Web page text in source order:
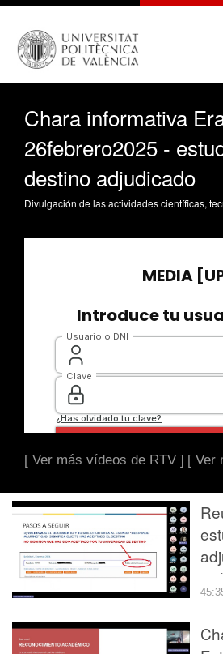
Chara informativa
26febrero2025 -
destino adjudicado
[ Ver más vídeos de RTV ] [ Ver